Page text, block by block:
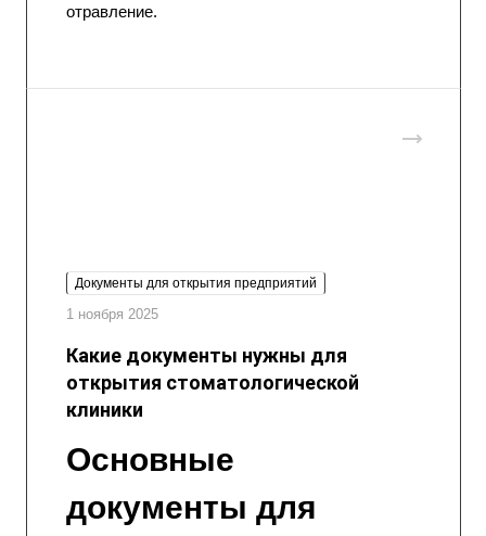
отравление.
Документы для открытия предприятий
1 ноября 2025
Какие документы нужны для
открытия стоматологической
клиники
Основные
документы для